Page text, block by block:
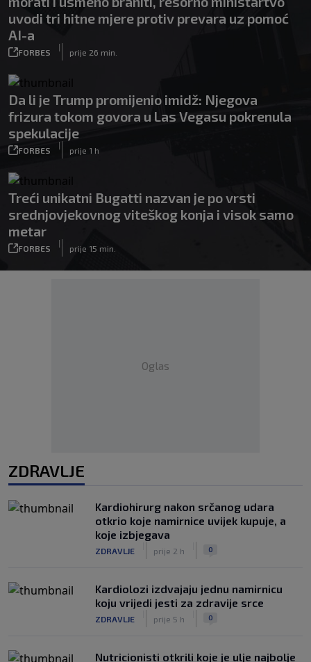
uvodi tri hitne mjere protiv prevara uz pomoć
AI-a
FORBES
|
prije 26 min.
Da li je Trump promijenio imidž: Njegova
frizura tokom govora u Las Vegasu pokrenula
spekulacije
FORBES
|
prije 1 h
Treći unikatni Bugatti nazvan je po vrsti
srednjovjekovnog viteškog konja i visok samo
metar
FORBES
|
prije 15 min.
Oglas
ZDRAVLJE
Kardiohirurg nakon srčanog udara
otkrio koje namirnice uvijek kupuje, a
koje izbjegava
ZDRAVLJE prije 2 h 0
Kardiolozi izdvajaju jednu namirnicu
koju vrijedi jesti za zdravije srce
ZDRAVLJE prije 5 h 0
Nutricionisti otkrili koje je ulje najbolje